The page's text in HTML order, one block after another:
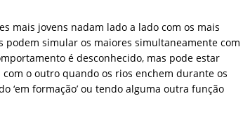
mais jovens nadam lado a lado com os mais
podem simular os maiores simultaneamente com
é desconhecido, mas pode estar
o outro quando os rios enchem durante os
‘em formação’ ou tendo alguma outra função